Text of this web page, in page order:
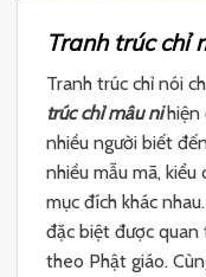
Tranh trúc chỉ
Tranh trúc chỉ nói
trúc chỉ mâu nihiện
nhiều người biết
nhiều mẫu mã,
mục đích khác
đặc biệt được quan
theo Phật giáo.